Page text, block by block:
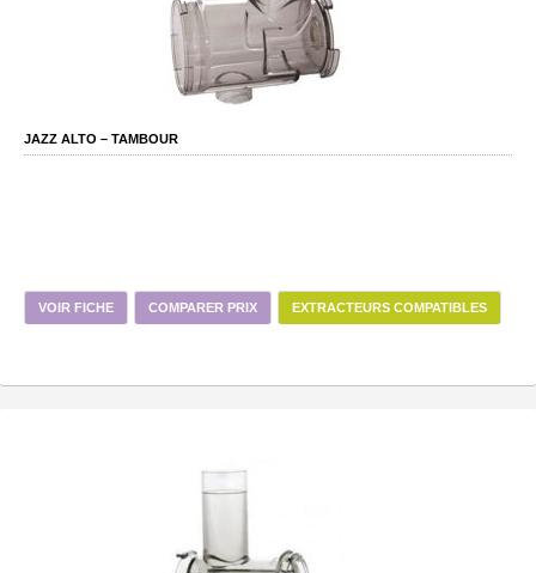
JAZZ ALTO – TAMBOUR
VOIR FICHE COMPARER PRIX EXTRACTEURS COMPATIBLES